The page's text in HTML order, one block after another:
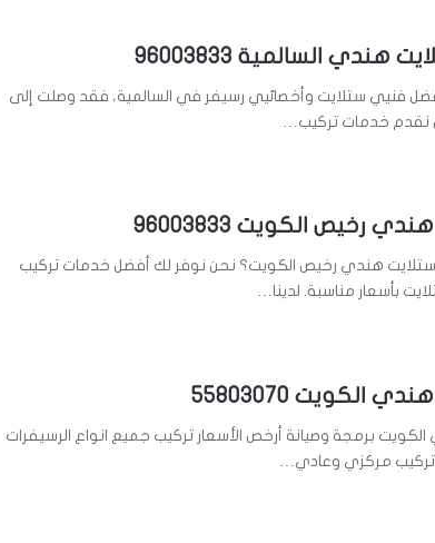
السالمية 96003833
فنيي ستلايت وأخصائيي رسيفر في السالمية، فقد وصلت إلى
نقدم خدمات تركيب…
رخيص الكويت 96003833
هندي رخيص الكويت؟ نحن نوفر لك أفضل خدمات تركيب
بأسعار مناسبة. لدينا…
الكويت 55803070
برمجة وصيانة أرخص الأسعار تركيب جميع انواع الرسيفرات